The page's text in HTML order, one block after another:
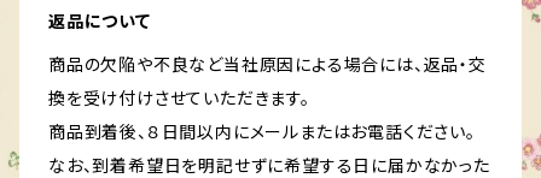
返品について
商品の欠陥や不良など当社原因による場合には、返品・交
換を受け付けさせていただきます。
商品到着後、８日間以内にメールまたはお電話ください。
なお、到着希望日を明記せずに希望する日に届かなかった